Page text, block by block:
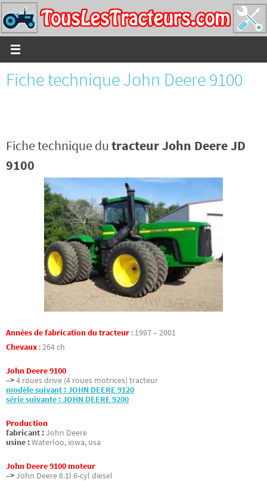
Passer
vers
le
contenu
Fiche technique John Deere 9100
Fiche technique dutracteur John Deere JD
9100
Années de fabrication du tracteur : 1997 – 2001
Chevaux :264 ch
John Deere 9100
–>4 roues drive (4 roues motrices) tracteur
modèle suivant : JOHN DEERE 9120
série suivante : JOHN DEERE 9200
Production
fabricant :John Deere
usine :Waterloo, iowa, usa
John Deere 9100 moteur
–>John Deere 8.1l 6-cyl diesel